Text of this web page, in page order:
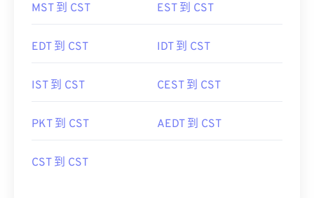
MST 到 CST EST 到 CST
EDT 到 CST IDT 到 CST
IST 到 CST CEST 到 CST
PKT 到 CST AEDT 到 CST
CST 到 CST